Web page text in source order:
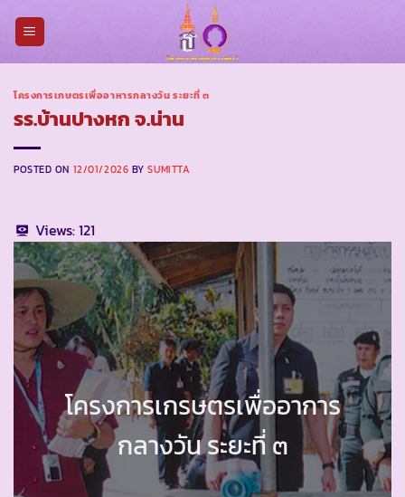
โครงการเกษตรเพื่ออาหารกลางวัน ระยะที่ ๓
รร.บ้านปางหก จ.น่าน
POSTED ON 12/01/2026 BYSUMITTA
Views:121
โครงการเกรษตรเพื่ออาการ
กลางวัน ระยะที่ ๓